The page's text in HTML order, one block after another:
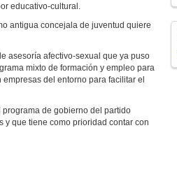
educativo-cultural.
antigua concejala de juventud quiere
asesoría afectivo-sexual que ya puso
mixto de formación y empleo para
del entorno para facilitar el
de gobierno del partido
y que tiene como prioridad contar con